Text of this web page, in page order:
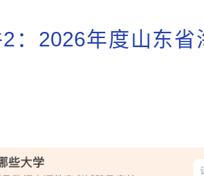
2：2026年度山东